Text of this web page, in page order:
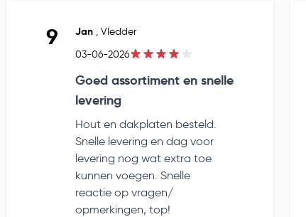
9 Jan , Vledder
03-06-2026
Goed assortiment en snelle
levering
Hout en dakplaten besteld.
Snelle levering en dag voor
levering nog wat extra toe
kunnen voegen. Snelle
reactie op vragen/
opmerkingen, top!